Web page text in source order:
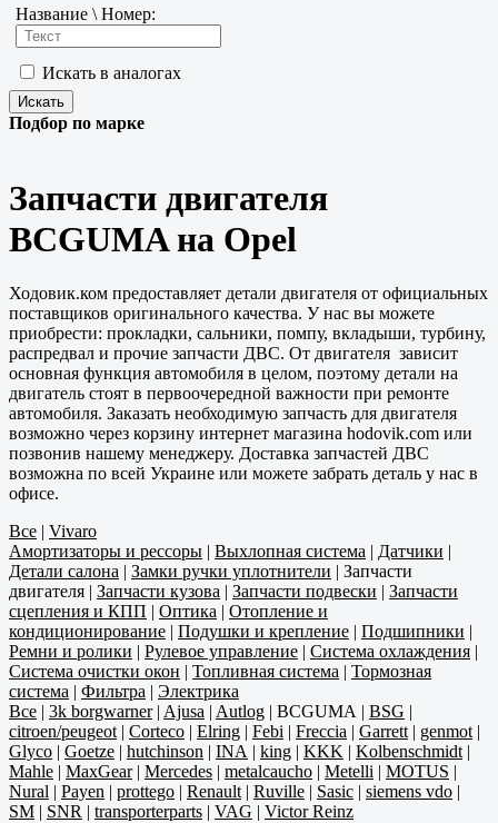
Название \ Номер:
Искать в аналогах
Подбор по марке
Запчасти двигателя
BCGUMA на Opel
Ходовик.ком предоставляет детали двигателя от официальных
поставщиков оригинального качества. У нас вы можете
приобрести: прокладки, сальники, помпу, вкладыши, турбину,
распредвал и прочие запчасти ДВС. От двигателя зависит
основная функция автомобиля в целом, поэтому детали на
двигатель стоят в первоочередной важности при ремонте
автомобиля. Заказать необходимую запчасть для двигателя
возможно через корзину интернет магазина hodovik.com или
позвонив нашему менеджеру. Доставка запчастей ДВС
возможна по всей Украине или можете забрать деталь у нас в
офисе.
Все | Vivaro
Амортизаторы и рессоры | Выхлопная система | Датчики |
Детали салона | Замки ручки уплотнители | Запчасти
двигателя | Запчасти кузова | Запчасти подвески | Запчасти
сцепления и КПП | Оптика | Отопление и
кондиционирование | Подушки и крепление | Подшипники |
Ремни и ролики | Рулевое управление | Система охлаждения |
Система очистки окон | Топливная система | Тормозная
система | Фильтра | Электрика
Все | 3k borgwarner| Ajusa | Autlog | BCGUMA | BSG |
citroen/peugeot | Corteco | Elring | Febi | Freccia | Garrett | genmot |
Glyco | Goetze | hutchinson | INA | king | KKK | Kolbenschmidt |
Mahle | MaxGear| Mercedes | metalcaucho | Metelli | MOTUS |
Nural | Payen | prottego | Renault | Ruville | Sasic | siemens vdo |
SM | SNR | transporterparts | VAG | Victor Reinz